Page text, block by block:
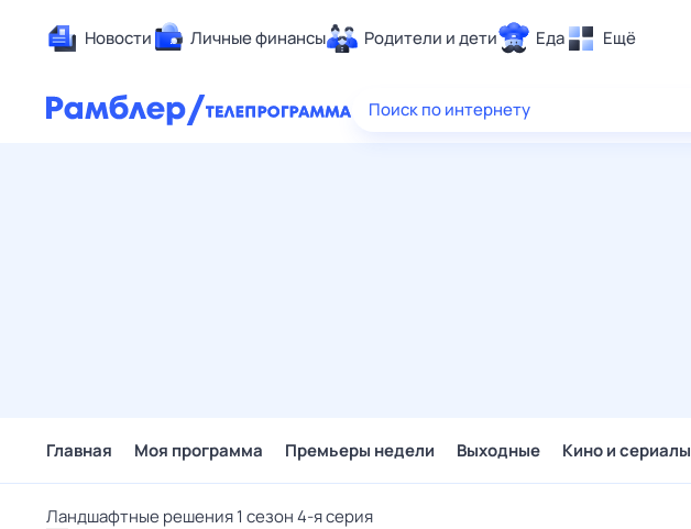
Новости Личные финансы Родители и дети Еда Ещё
Здоровье
Поиск по интернету
Главная Моя программа Премьеры недели Выходные Кино и сериалы
Ландшафтные решения 1 сезон 4-я серия